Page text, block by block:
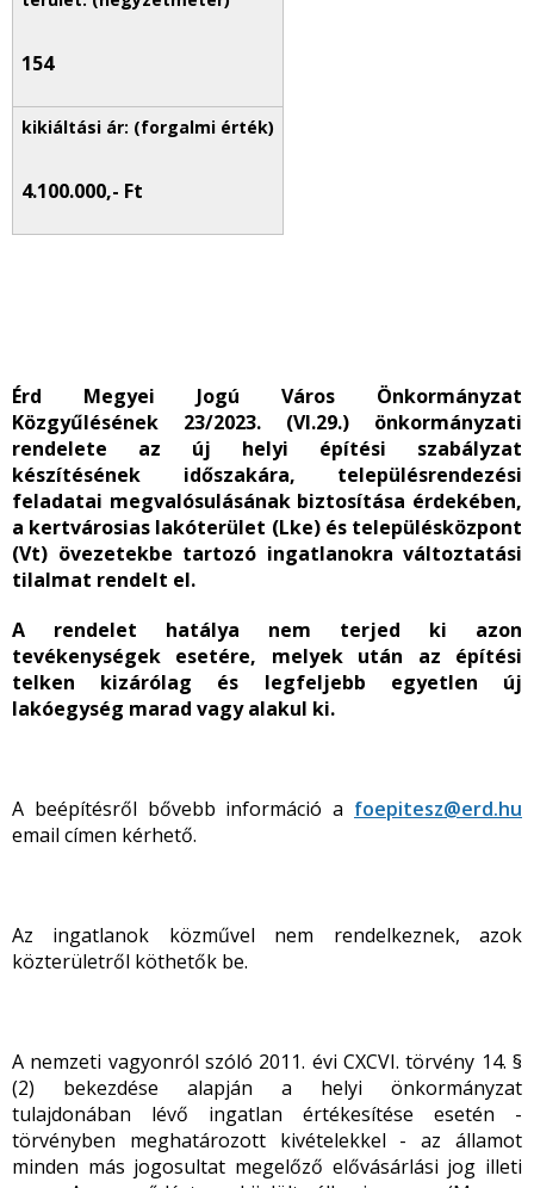
154
4.100.000,- Ft
Érd Megyei Jogú Város Önkormányzat
Közgyűlésének 23/2023. (VI.29.) önkormányzati
rendelete az új helyi építési szabályzat
készítésének időszakára, településrendezési
feladatai megvalósulásának biztosítása érdekében,
a kertvárosias lakóterület (Lke) és településközpont
(Vt) övezetekbe tartozó ingatlanokra változtatási
tilalmat rendelt el.
A rendelet hatálya nem terjed ki azon
tevékenységek esetére, melyek után az építési
telken kizárólag és legfeljebb egyetlen új
lakóegység marad vagy alakul ki.
A beépítésről bővebb információ a foepitesz@erd.hu
email címen kérhető.
Az ingatlanok közművel nem rendelkeznek, azok
közterületről köthetők be.
A nemzeti vagyonról szóló 2011. évi CXCVI. törvény 14. §
(2) bekezdése alapján a helyi önkormányzat
tulajdonában lévő ingatlan értékesítése esetén -
törvényben meghatározott kivételekkel - az államot
minden más jogosultat megelőző elővásárlási jog illeti